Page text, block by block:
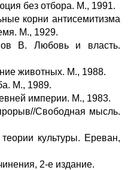
без отбора. М., 1991.
корни антисемитизма
М., 1929.
В. Любовь и власть.
животных. М., 1988.
М., 1989.
империи. М., 1983.
Свободная мысль.
культуры. Ереван,
2-е издание.